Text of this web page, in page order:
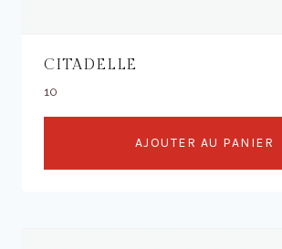
CITADELLE
10
AJOUTER AU PANIER